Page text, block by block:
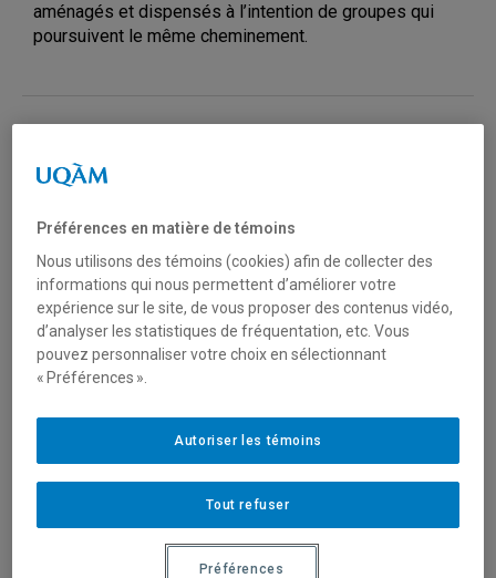
aménagés et dispensés à l’intention de groupes qui
poursuivent le même cheminement.
étudiants inscrits à un programme de
offrant ce cheminement. Il permet à l’étudiant qui
manifeste un intérêt pour la recherche de s’y initier par
des cours de2 cycleou par une formule combinant
cours de2 cycleet production d’un travail de
recherche sous la supervision d’un professeur. Le
cumul des activités de
Collégien
Il s'agit d'un candidat possédant un diplôme d’études
collégiales (DEC) ou en voie de l’obtenir.
Préférences en matière de témoins
Nous utilisons des témoins (cookies) afin de collecter des
informations qui nous permettent d’améliorer votre
expérience sur le site, de vous proposer des contenus vidéo,
d’analyser les statistiques de fréquentation, etc. Vous
pouvez personnaliser votre choix en sélectionnant
« Préférences ».
Tout refuser
Autoriser les témoins
Préférences